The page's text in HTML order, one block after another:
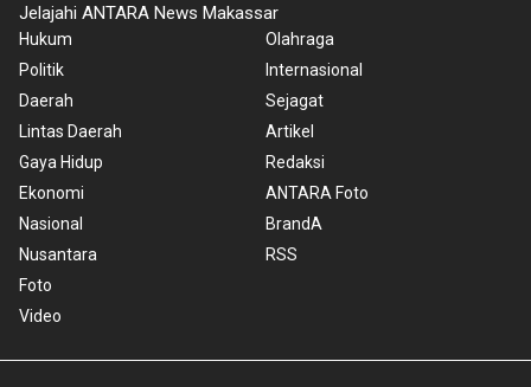
Jelajahi ANTARA News Makassar
Hukum
Politik
Daerah
Lintas Daerah
Gaya Hidup
Ekonomi
Nasional
Nusantara
Foto
Video
Olahraga
Internasional
Sejagat
Artikel
Redaksi
ANTARA Foto
BrandA
RSS